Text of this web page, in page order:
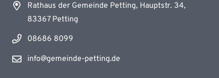
Rathaus der Gemeinde Petting, Hauptstr. 34,
83367 Petting
08686 8099
info@gemeinde-petting.de